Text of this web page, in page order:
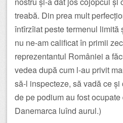
treabă. Din prea mult
întîrzîiat peste termenul limită
nu ne-am calificat în primii
reprezentantul României a
vedea după cum l-au privit
să-l inspecteze, să vadă ce
de pe podium au fost
Danemarca luînd aurul.)